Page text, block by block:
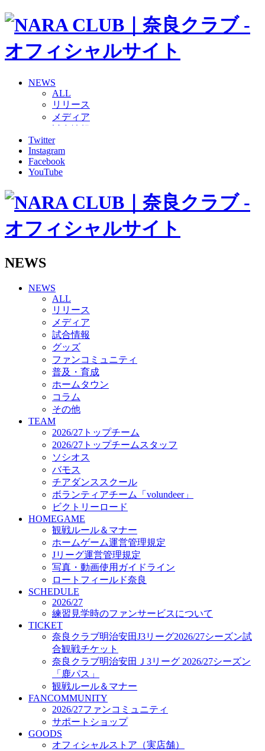
NEWS
ALL
リリース
メディア
グッズ
ファンコミュニティ
普及・育成
ホームタウン
その他
2026/27トップチーム
2026/27トップチームスタッフ
ボランティアチーム「volundeer」
ビクトリーロード
HOMEGAME
観戦ルール＆マナー
ホームゲーム運営管理規定
Jリーグ運営管理規定
写真・動画使用ガイドライン
ロートフィールド奈良
SCHEDULE
2026/27
練習見学時のファンサービスについて
TICKET
奈良クラブ明治安田J3リーグ2026/27シーズン試
合観戦チケット
奈良クラブ明治安田Ｊ3リーグ 2026/27シーズン
「鹿パス」
観戦ルール＆マナー
FANCOMMUNITY
2026/27ファンコミュニティ
サポートショップ
GOODS
オフィシャルストア（実店舗）
オンラインストア
ACADEMY
アカデミーについて
プロジェクト
コーチ&スタッフ
ジュニア
ジュニアユース
ユース
練習拠点（ナラディーア）
SCHOOL
2026/27 パートナー企業
パートナー募集
クラブ理念
クラブ情報
サステナビリティ
Web制作支援
Twitter
Instagram
Facebook
YouTube
NEWS
NEWS
ALL
リリース
メディア
試合情報
グッズ
ファンコミュニティ
普及・育成
ホームタウン
コラム
その他
TEAM
2026/27トップチーム
2026/27トップチームスタッフ
ソシオス
バモス
チアダンススクール
ボランティアチーム「volundeer」
ビクトリーロード
HOMEGAME
観戦ルール＆マナー
ホームゲーム運営管理規定
Jリーグ運営管理規定
写真・動画使用ガイドライン
ロートフィールド奈良
SCHEDULE
2026/27
練習見学時のファンサービスについて
TICKET
奈良クラブ明治安田J3リーグ2026/27シーズン試
合観戦チケット
奈良クラブ明治安田Ｊ3リーグ 2026/27シーズン
「鹿パス」
観戦ルール＆マナー
FANCOMMUNITY
2026/27ファンコミュニティ
サポートショップ
GOODS
オフィシャルストア（実店舗）